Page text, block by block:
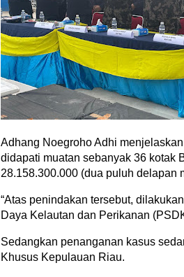
Adhang Noegroho Adhi
didapati muatan sebanyak 36 kotak
28.158.300.000 (dua puluh delapan
“Atas penindakan tersebut,
Daya Kelautan dan Perikanan
Sedangkan penanganan kasus
Khusus Kepulauan Riau.